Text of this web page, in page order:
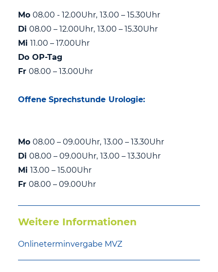
Mo 08.00 - 12.00Uhr, 13.00 – 15.30Uhr
Di 08.00 – 12.00Uhr, 13.00 – 15.30Uhr
Mi 11.00 – 17.00Uhr
Do OP-Tag
Fr 08.00 – 13.00Uhr
Offene Sprechstunde Urologie:
Mo 08.00 – 09.00Uhr, 13.00 – 13.30Uhr
Di 08.00 – 09.00Uhr, 13.00 – 13.30Uhr
Mi 13.00 – 15.00Uhr
Fr 08.00 – 09.00Uhr
Weitere Informationen
Onlineterminvergabe MVZ